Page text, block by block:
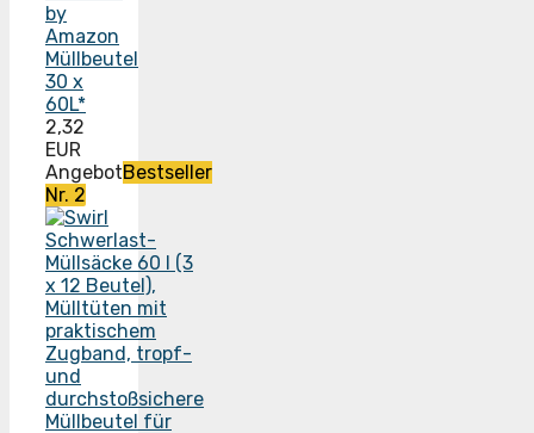
by
Amazon
Müllbeutel
30 x
60L*
2,32
EUR
AngebotBestseller
Nr. 2